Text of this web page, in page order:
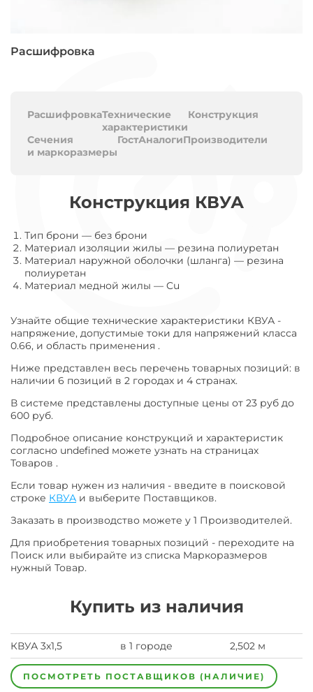
Расшифровка
РасшифровкаТехнические
характеристики
Конструкция
Сечения
и маркоразмеры
ГостАналогиПроизводители
Конструкция КВУА
Тип брони — без брони
Материал изоляции жилы — резина полиуретан
Материал наружной оболочки (шланга) — резина
полиуретан
Материал медной жилы — Cu
Узнайте общие технические характеристики КВУА -
напряжение, допустимые токи для напряжений класса
0.66, и область применения .
Ниже представлен весь перечень товарных позиций: в
наличии 6 позиций в 2 городах и 4 странах.
В системе представлены доступные цены от 23 руб до
600 руб.
Подробное описание конструкций и характеристик
согласно undefined можете узнать на страницах
Товаров .
Если товар нужен из наличия - введите в поисковой
строке КВУА и выберите Поставщиков.
Заказать в производство можете у 1 Производителей.
Для приобретения товарных позиций - переходите на
Поиск или выбирайте из списка Маркоразмеров
нужный Товар.
Купить из наличия
КВУА 3х1,5 в 1 городе 2,502 м
ПОСМОТРЕТЬ ПОСТАВЩИКОВ (НАЛИЧИЕ)